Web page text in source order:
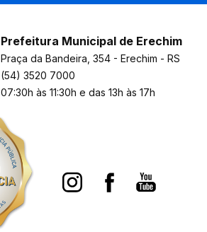
Prefeitura Municipal de Erechim
Praça da Bandeira, 354 - Erechim - RS
(54) 3520 7000
07:30h às 11:30h e das 13h às 17h